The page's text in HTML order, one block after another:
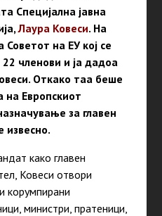
Специјална јавна
Лаура Ковеси. На
на ЕУ кој се
членови и ја дадоа
Откако таа беше
Европскиот
за главен
извесно.
како главен
Ковеси отвори
корумпирани
министри, пратеници,